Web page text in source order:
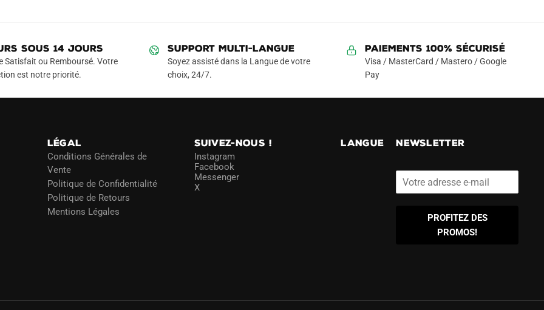
SOUS 14 JOURS
Satisfait ou Remboursé. Votre
est notre priorité.
SUPPORT MULTI-LANGUE
Soyez assisté dans la Langue de votre
choix, 24/7.
Paiements 100% Sécurisé
Visa / MasterCard / Mastero / Google
Pay
LÉGAL
Conditions Générales de
Vente
Politique de Confidentialité
Politique de Retours
Mentions Légales
SUIVEZ-NOUS !
Instagram
Facebook
Messenger
X
LANGUE NEWSLETTER
PROFITEZ DES
PROMOS!